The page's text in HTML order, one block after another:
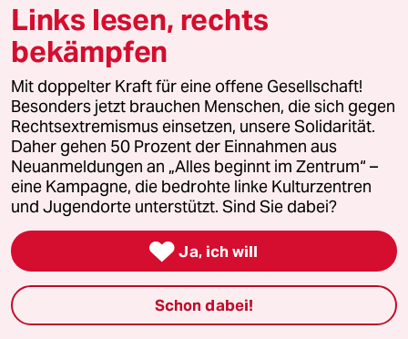
Shop
Anzeigen
Fragen & Hilfe
Feedback
Aboservice
ePaper Login
Downloads für Abonnierende
Links lesen, rechts
bekämpfen
Mit doppelter Kraft für eine offene Gesellschaft!
Besonders jetzt brauchen Menschen, die sich gegen
Rechtsextremismus einsetzen, unsere Solidarität.
Daher gehen 50 Prozent der Einnahmen aus
Neuanmeldungen an „Alles beginnt im Zentrum“ –
eine Kampagne, die bedrohte linke Kulturzentren
und Jugendorte unterstützt. Sind Sie dabei?
 Ja, ich will
Schon dabei!